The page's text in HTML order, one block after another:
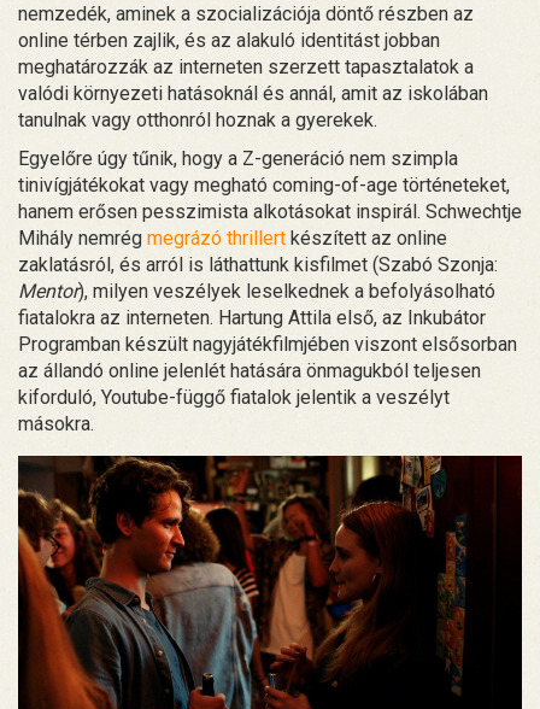
nemzedék, aminek a szocializációja döntő részben az
online térben zajlik, és az alakuló identitást jobban
meghatározzák az interneten szerzett tapasztalatok a
valódi környezeti hatásoknál és annál, amit az iskolában
tanulnak vagy otthonról hoznak a gyerekek.
Egyelőre úgy tűnik, hogy a Z-generáció nem szimpla
tinivígjátékokat vagy megható coming-of-age történeteket,
hanem erősen pesszimista alkotásokat inspirál. Schwechtje
Mihály nemrég megrázó thrillert készített az online
zaklatásról, és arról is láthattunk kisfilmet (Szabó Szonja:
Mentor), milyen veszélyek leselkednek a befolyásolható
fiatalokra az interneten. Hartung Attila első, az Inkubátor
Programban készült nagyjátékfilmjében viszont elsősorban
az állandó online jelenlét hatására önmagukból teljesen
kiforduló, Youtube-függő fiatalok jelentik a veszélyt
másokra.